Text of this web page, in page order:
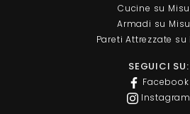
Cucine su
Armadi su
Pareti Attrezzate su
SEGUICI SU:
Facebook
Instagram